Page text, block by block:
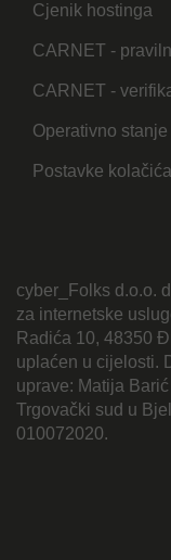
Cjenik hostinga
CARNET -
CARNET -
Operativno
Postavke kolačića
cyber_Folks d.o.o.
za internetske
Radića 10, 48350
uplaćen u cijelosti.
uprave: Matija
Trgovački sud u
010072020.